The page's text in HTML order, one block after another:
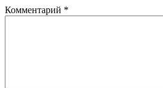
Комментарий *